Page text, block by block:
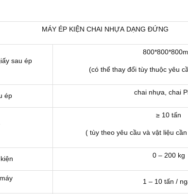
MÁY ÉP KIỆN CHAI NHỰA DẠNG ĐỨNG
sau ép
(có thể thay đổi tùy thuộc yêu
ép chai nhựa, chai
≥ 10 tấn
( tùy theo yêu cầu và vật liệu
0 – 200 kg
1 – 10 tấn /